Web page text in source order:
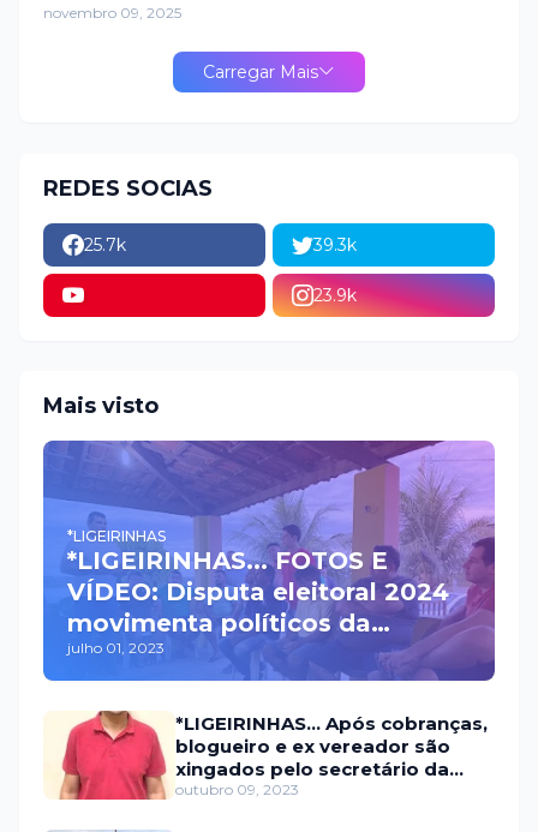
novembro 09, 2025
Carregar Mais
REDES SOCIAS
25.7k 39.3k
23.9k
Mais visto
*LIGEIRINHAS
*LIGEIRINHAS... FOTOS E
VÍDEO: Disputa eleitoral 2024
movimenta políticos da
oposição em Itaú na escolha
do candidato a prefeito
julho 01, 2023
*LIGEIRINHAS... Após cobranças,
blogueiro e ex vereador são
xingados pelo secretário da
prefeitura de Itaú
outubro 09, 2023